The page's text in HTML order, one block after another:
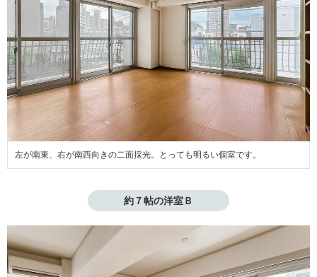
左が南東、右が南西向きの二面採光。とっても明るい個室です。
約７帖の洋室Ｂ